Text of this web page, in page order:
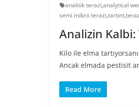
analitik terazi,analytical
semi mikro terazi,tartım,
Analizin
Kilo ile elma
Ancak elmada pestisit
Read More